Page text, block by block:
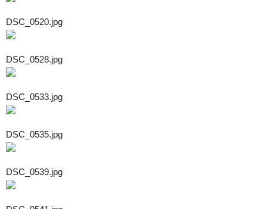
DSC_0520.jpg
DSC_0528.jpg
DSC_0533.jpg
DSC_0535.jpg
DSC_0539.jpg